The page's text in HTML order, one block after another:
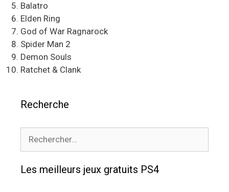
Balatro
Elden Ring
God of War Ragnarock
Spider Man 2
Demon Souls
Ratchet & Clank
Recherche
Les meilleurs jeux gratuits PS4